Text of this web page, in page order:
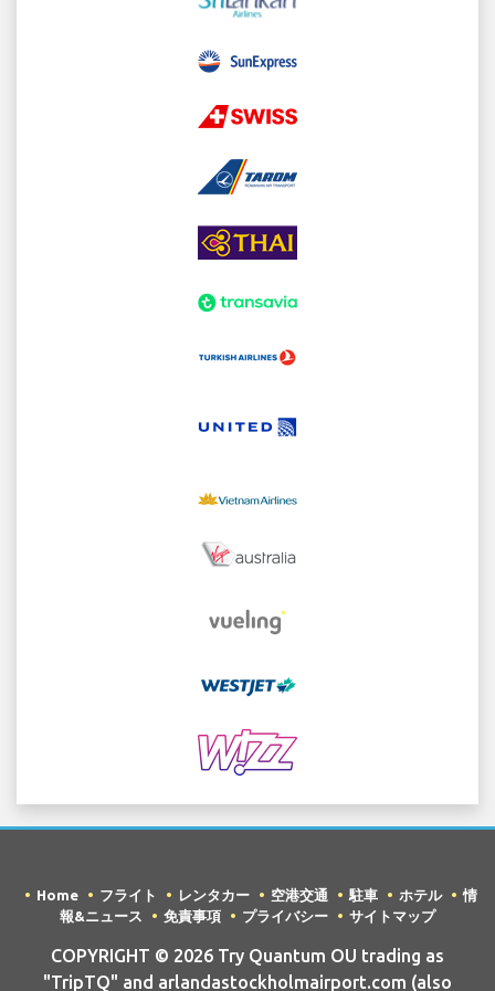
Home フライト レンタカー 空港交通 駐車 ホテル
情
報&ニュース
免責事項 プライバシー サイトマップ
COPYRIGHT © 2026 Try Quantum OU trading as
"TripTQ" and arlandastockholmairport.com (also